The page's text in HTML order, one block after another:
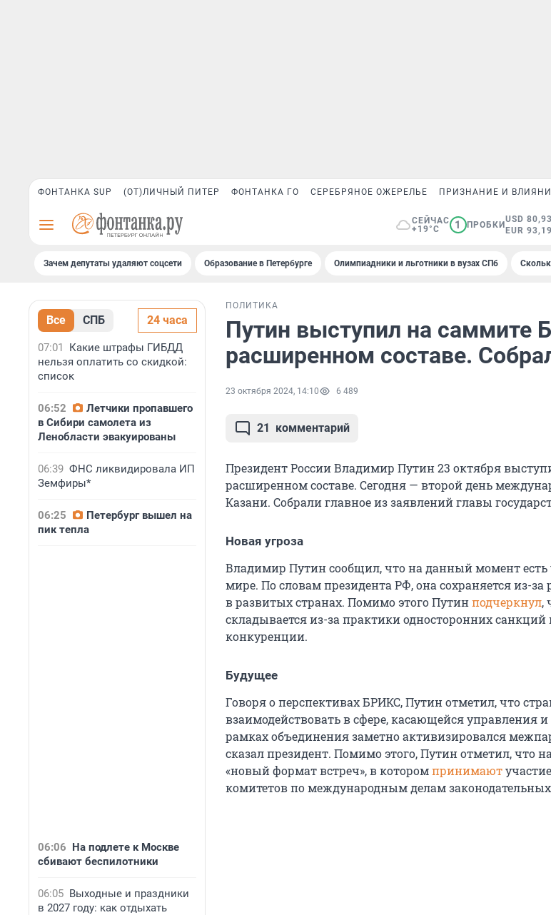
ФОНТАНКА SUP (ОТ)ЛИЧНЫЙ ПИТЕР ФОНТАНКА ГО СЕРЕБРЯНОЕ ОЖЕРЕЛЬЕ ПРИЗНАНИЕ И
СЕЙЧАС
+19°C
1 ПРОБКИ
USD 80,93
EUR 93,19
Зачем депутаты удаляют соцсети Образование в Петербурге Олимпиадники и льготники в вузах СПб
Все СПБ 24 часа
07:01
Какие штрафы ГИБДД
нельзя оплатить со скидкой:
список
06:52
Летчики пропавшего
в Сибири самолета из
Ленобласти эвакуированы
06:39 ФНС ликвидировала ИП
Земфиры*
06:25
Петербург вышел на
пик тепла
06:06 На подлете к Москве
сбивают беспилотники
06:05 Выходные и праздники
в 2027 году: как отдыхать
ПОЛИТИКА
Путин выступил на саммите
расширенном составе.
23 октября 2024, 14:10 6 489
21 комментарий
Президент России Владимир Путин 23 октября
расширенном составе. Сегодня — второй день
Казани. Собрали главное из заявлений главы
Новая угроза
Владимир Путин сообщил, что на данный момент есть
мире. По словам президента РФ, она сохраняется из-за
в развитых странах. Помимо этого Путинподчеркнул,
складывается из-за практики односторонних санкций
конкуренции.
Будущее
Говоря о перспективах БРИКС, Путин отметил, что
взаимодействовать в сфере, касающейся управления и
рамках объединения заметно активизировался
сказал президент. Помимо этого, Путин отметил, что
«новый формат встреч», в которомпринимают
комитетов по международным делам законодательных